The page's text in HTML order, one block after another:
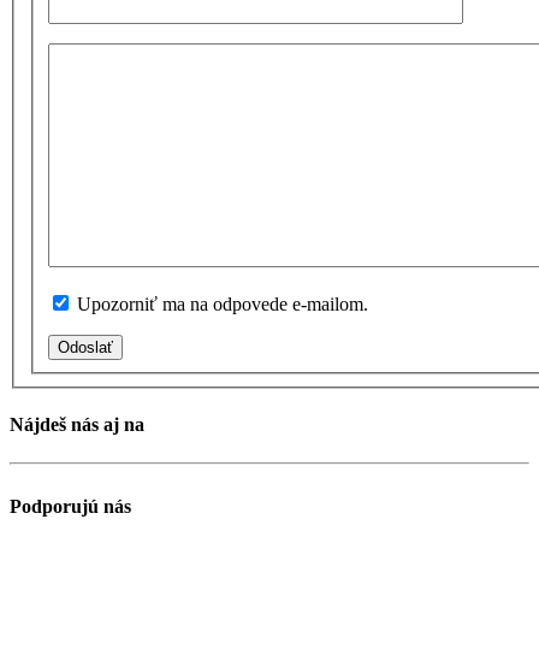
Upozorniť ma na odpovede e-mailom.
Odoslať
Nájdeš nás aj na
Podporujú nás